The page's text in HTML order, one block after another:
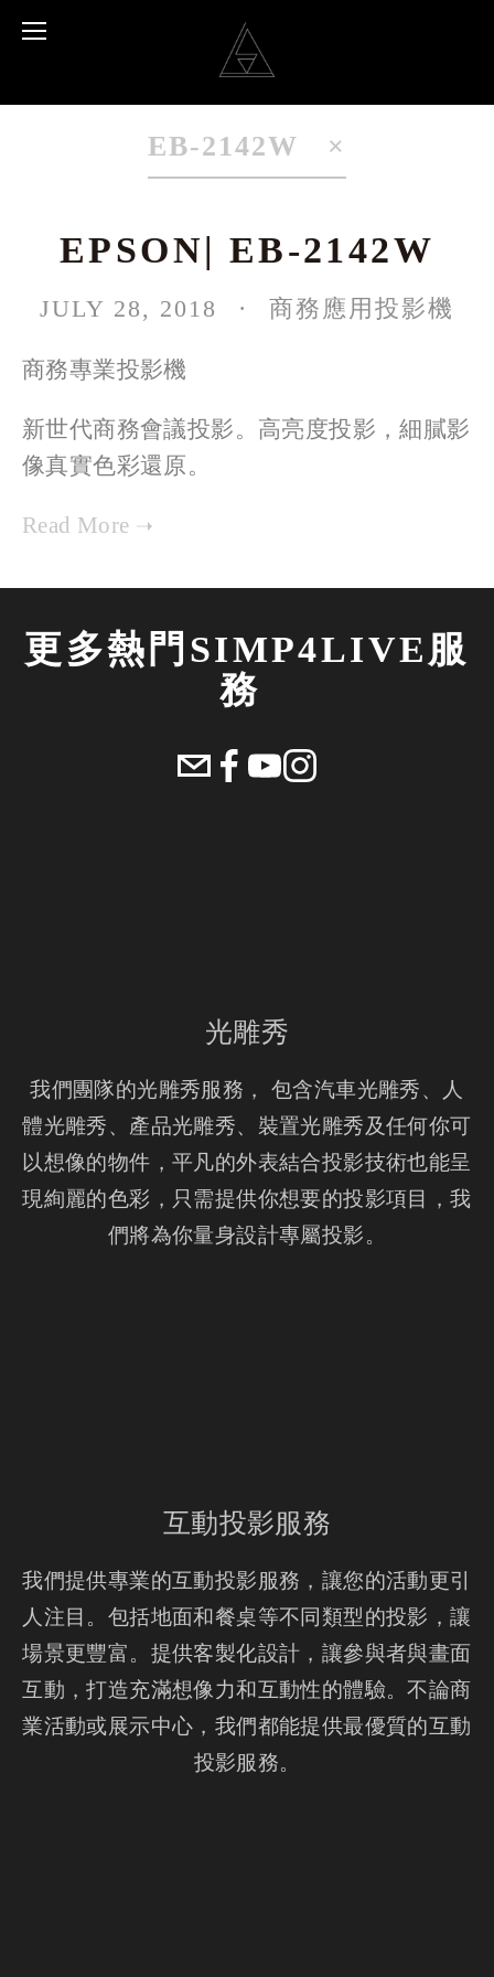
EB-2142W
EPSON| EB-2142W
JULY 28, 2018 商務應用投影機
商務專業投影機
新世代商務會議投影。高亮度投影，細膩影
像真實色彩還原。
更多熱門SIMP4LIVE服
務
光雕秀
我們團隊的光雕秀服務， 包含汽車光雕秀、人
體光雕秀、產品光雕秀、裝置光雕秀及任何你可
以想像的物件，平凡的外表結合投影技術也能呈
現絢麗的色彩，只需提供你想要的投影項目，我
們將為你量身設計專屬投影。
互動投影服務
我們提供專業的互動投影服務，讓您的活動更引
人注目。包括地面和餐桌等不同類型的投影，讓
場景更豐富。提供客製化設計，讓參與者與畫面
互動，打造充滿想像力和互動性的體驗。不論商
業活動或展示中心，我們都能提供最優質的互動
投影服務。